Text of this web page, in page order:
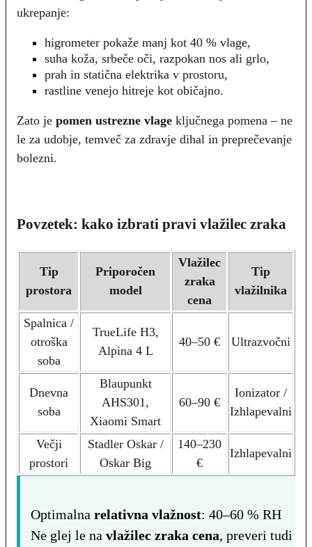
ukrepanje:
higrometer pokaže manj kot 40 % vlage,
suha koža, srbeče oči, razpokan nos ali grlo,
prah in statična elektrika v prostoru,
rastline venejo hitreje kot običajno.
Zato je pomen ustrezne vlage ključnega pomena – ne
le za udobje, temveč za zdravje dihal in preprečevanje
bolezni.
Povzetek: kako izbrati pravi vlažilec zraka
Tip
prostora
Priporočen
model
Vlažilec
zraka
cena
Tip
vlažilnika
Spalnica /
otroška
soba
TrueLife H3,
Alpina 4 L
40–50 € Ultrazvočni
Dnevna
soba
Blaupunkt
AHS301,
Xiaomi Smart
60–90 €
Ionizator /
Izhlapevalni
Večji
prostori
Stadler Oskar /
Oskar Big
140–230
€
Izhlapevalni
Optimalna relativna vlažnost: 40–60 % RH
Ne glej le na vlažilec zraka cena, preveri tudi